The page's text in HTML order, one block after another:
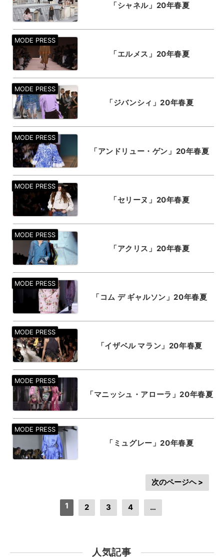
「シャネル」20年春夏
「エルメス」20年春夏
「ジバンシィ」20年春夏
「アンドリュー・ゲン」20年春夏
「セリーヌ」20年春夏
「アクリス」20年春夏
「コム デ ギャルソン」20年春夏
「イザベル マラン」20年春夏
「マニッシュ・アローラ」20年春夏
「ミュグレー」20年春夏
1 2 3 4 …
次のページヘ >
人気記事